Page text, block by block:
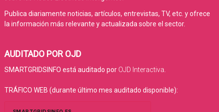
Publica diariamente noticias, artículos, entrevistas, TV, etc. y ofrece
la información más relevante y actualizada sobre el sector.
AUDITADO POR OJD
SMARTGRIDSINFO está auditado por OJD Interactiva
TRÁFICO WEB (durante último mes auditado disponible):